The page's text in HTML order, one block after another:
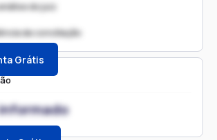
do juiz
de conciliação
Grátis